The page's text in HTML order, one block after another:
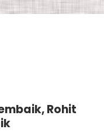
Rohit